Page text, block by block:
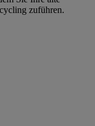
zuführen.